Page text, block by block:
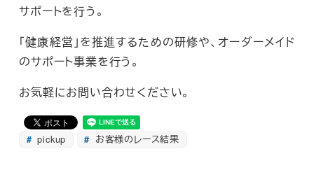
サポートを行う。
「健康経営」を推進するための研修や、オーダーメイド
のサポート事業を行う。
お気軽にお問い合わせください。
pickup お客様のレース結果